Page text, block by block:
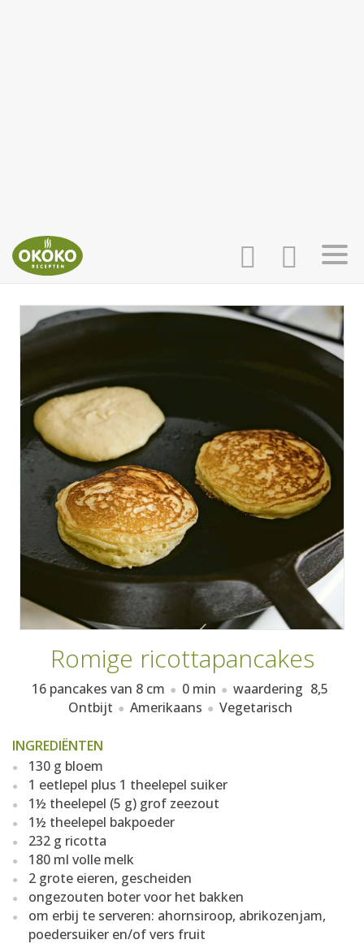
INLOGGEN
AANMELDEN
RECEPTEN
WEEKMENU'S
KOOKBOEKEN
Romige ricottapancakes
16 pancakes van 8 cm 0 min waardering 8,5
Ontbijt
Amerikaans Vegetarisch
INGREDIËNTEN
130 g bloem
1 eetlepel plus 1 theelepel suiker
1½ theelepel (5 g) grof zeezout
1½ theelepel bakpoeder
232 g ricotta
180 ml volle melk
2 grote eieren, gescheiden
ongezouten boter voor het bakken
om erbij te serveren: ahornsiroop, abrikozenjam,
poedersuiker en/of vers fruit